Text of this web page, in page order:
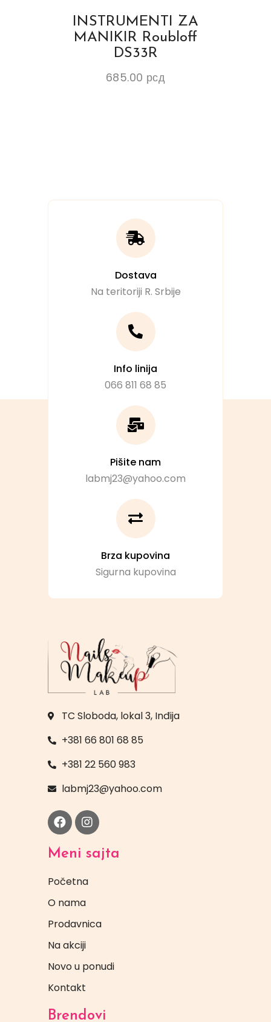
INSTRUMENTI ZA
MANIKIR Roubloff
DS33R
685.00 рсд
Dostava
Na teritoriji R. Srbije
Info linija
066 811 68 85
Pišite nam
labmj23@yahoo.com
Brza kupovina
Sigurna kupovina
TC Sloboda, lokal 3, Inđija
+381 66 801 68 85
+381 22 560 983
labmj23@yahoo.com
Meni sajta
Početna
O nama
Prodavnica
Na akciji
Novo u ponudi
Kontakt
Brendovi